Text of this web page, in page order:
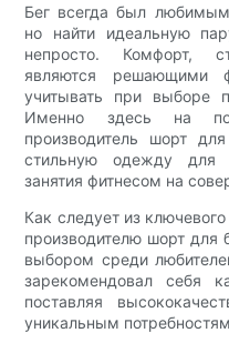
Бег всегда был
но найти идеальную
непросто. Комфорт,
являются решающими
учитывать при выборе
Именно здесь на
производитель шорт
стильную одежду для
занятия фитнесом на
Как следует из
производителю шорт для
выбором среди
зарекомендовал себя
поставляя
уникальным